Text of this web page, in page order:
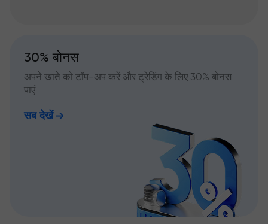
30% बोनस
अपने खाते को टॉप-अप करें और ट्रेडिंग के लिए 30% बोनस
पाएं
सब देखें